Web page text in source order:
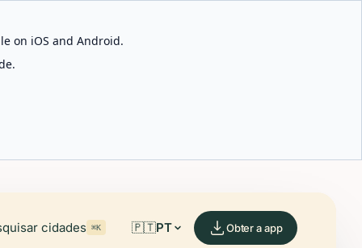
on iOS and Android.
cidades ⌘K 🇵🇹PT Obter a app